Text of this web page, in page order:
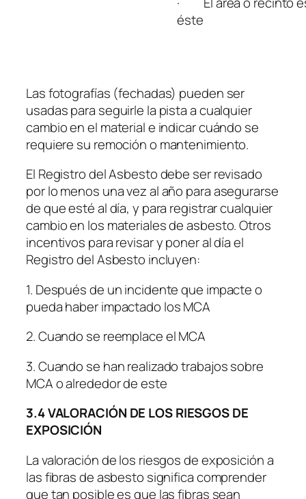
éste
Las fotografías (fechadas) pueden ser
usadas para seguirle la pista a cualquier
cambio en el material e indicar cuándo se
requiere su remoción o mantenimiento.
El Registro del Asbesto debe ser revisado
por lo menos una vez al año para asegurarse
de que esté al día, y para registrar cualquier
cambio en los materiales de asbesto. Otros
incentivos para revisar y poner al día el
Registro del Asbesto incluyen:
1. Después de un incidente que impacte o
pueda haber impactado los MCA
2. Cuando se reemplace el MCA
3. Cuando se han realizado trabajos sobre
MCA o alrededor de este
3.4 VALORACIÓN DE LOS RIESGOS DE
EXPOSICIÓN
La valoración de los riesgos de exposición a
las fibras de asbesto significa comprender
que tan posible es que las fibras sean